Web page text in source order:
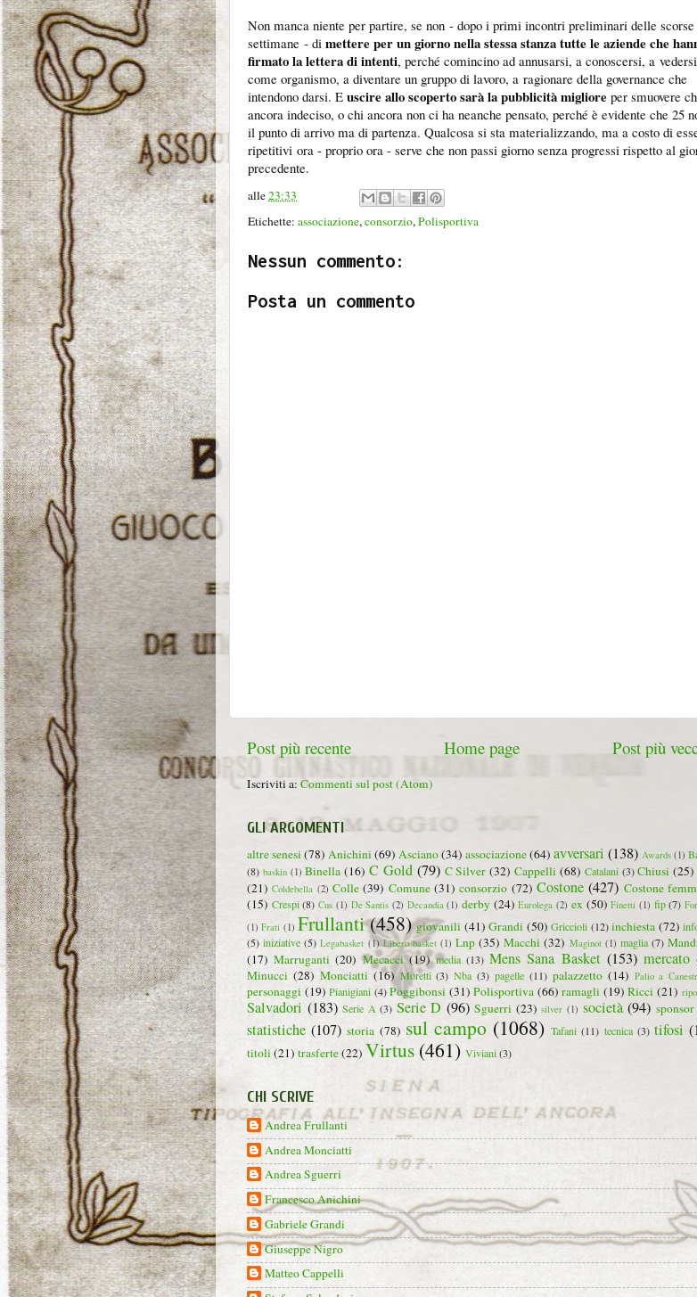
Non manca niente per partire, se non - dopo i primi incontri preliminari delle scorse
settimane - di mettere per un giorno nella stessa stanza tutte le aziende che
firmato la lettera di intenti, perché comincino ad annusarsi, a conoscersi, a vedersi
come organismo, a diventare un gruppo di lavoro, a ragionare della governance che
intendono darsi. E uscire allo scoperto sarà la pubblicità migliore per smuovere
ancora indeciso, o chi ancora non ci ha neanche pensato, perché è evidente che 25
il punto di arrivo ma di partenza. Qualcosa si sta materializzando, ma a costo di
ripetitivi ora - proprio ora - serve che non passi giorno senza progressi rispetto al
precedente.
alle23:33
Etichette: associazione, consorzio, Polisportiva
Nessun commento:
Posta un commento
Post più recente Post più
Home page
Iscriviti a: Commenti sul post (Atom)
GLI ARGOMENTI
altre senesi(78) Anichini(69) Asciano(34) associazione(64) avversari (138) Awards (1)
(8) baskin (1) Binella (16) C Gold (79) C Silver (32) Cappelli (68) Catalani (3) Chiusi (25)
(21) Coldebella (2) Colle (39) Comune (31) consorzio (72) Costone (427) Costone
(15) Crespi (8) Cus (1) De Santis (2) Decandia (1) derby (24) Eurolega (2) ex (50) Finetti (1) fip (7)
(1) Frati (1) Frullanti(458) giovanili (41) Grandi (50) Griccioli (12) inchiesta (72)
(5) iniziative (5) Legabasket (1) Libero basket (1) Lnp (35) Macchi (32) Maginot (1) maglia (7)
(17) Marruganti (20) Mecacci (19) media (13) Mens Sana Basket (153) mercato
Minucci (28) Monciatti (16) Moretti (3) Nba (3) pagelle (11) palazzetto (14) Palio a
personaggi (19) Pianigiani (4) Poggibonsi (31) Polisportiva (66) ramagli (19) Ricci (21)
Salvadori (183) Serie A (3) Serie D (96) Sguerri (23) silver (1) società (94) sponsor
statistiche (107) storia (78) sul campo (1068) Tafani (11) tecnica (3) tifosi
titoli(21) trasferte(22) Virtus (461) Viviani(3)
CHI SCRIVE
Andrea Frullanti
Andrea Monciatti
Andrea Sguerri
Francesco Anichini
Gabriele Grandi
Giuseppe Nigro
Matteo Cappelli